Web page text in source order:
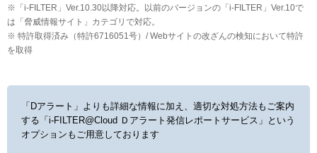
※「i-FILTER」Ver.10.30以降対応。以前のバージョンの「i-FILTER」Ver.10で
は「脅威情報サイト」カテゴリで対応。
※ 特許取得済み（特許6716051号）/ Webサイトの改ざんの検知において特許
を取得
「Dアラート」よりも詳細な情報に加え、適切な対処方法もご案内
する 「i-FILTER@Cloud Ｄアラート発信レポートサービス」という
オプションもご用意しております